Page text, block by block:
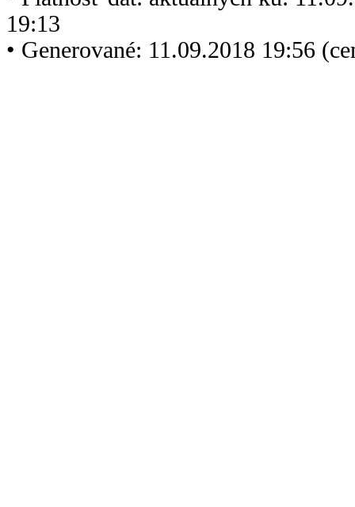
19:13
• Generované: 11.09.2018 19:56